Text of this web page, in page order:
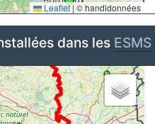
Leaflet|© handidonnées
dans les ESMS